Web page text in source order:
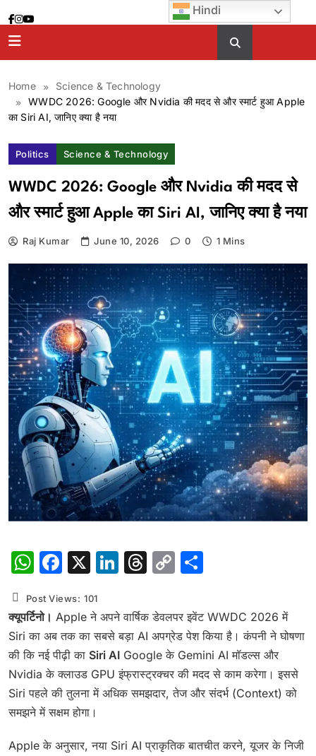
to
content
Home
Science & Technology
WWDC 2026: Google और Nvidia की मदद से और स्मार्ट हुआ Apple
का Siri AI, जानिए क्या है नया
Politics Science & Technology
WWDC 2026: Google और Nvidia की मदद से
और स्मार्ट हुआ Apple का Siri AI, जानिए क्या है नया
Raj Kumar June 10, 2026 0 1 Mins
WhatsApp
Facebook
X LinkedIn
Threads
Copy
Post Views: 101
क्यूपर्टिनो। Apple ने अपने वार्षिक डेवलपर इवेंट WWDC 2026 में
Siri का अब तक का सबसे बड़ा AI अपग्रेड पेश किया है। कंपनी ने घोषणा
की कि नई पीढ़ी का Siri AI Google के Gemini AI मॉडल्स और
Nvidia के क्लाउड GPU इंफ्रास्ट्रक्चर की मदद से काम करेगा। इससे
Siri पहले की तुलना में अधिक समझदार, तेज और संदर्भ (Context) को
समझने में सक्षम होगा।
Apple के अनुसार, नया Siri AI प्राकृतिक बातचीत करने, यूजर के निजी
Hindi